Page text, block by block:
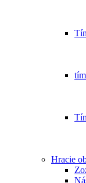
Hracie